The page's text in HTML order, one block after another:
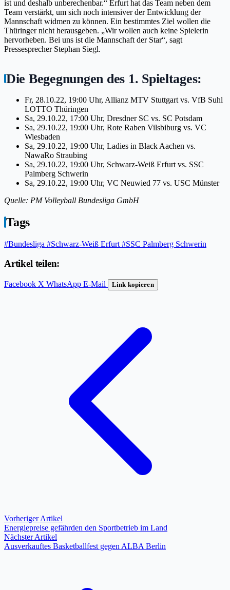
ist und deshalb unberechenbar.“ Erfurt hat das Team neben dem
Team verstärkt, um sich noch intensiver der Entwicklung der
Mannschaft widmen zu können. Ein bestimmtes Ziel wollen die
Thüringer nicht herausgeben. „Wir wollen auch keine Spielerin
hervorheben. Bei uns ist die Mannschaft der Star“, sagt
Pressesprecher Stephan Siegl.
Die Begegnungen des 1. Spieltages:
Fr, 28.10.22, 19:00 Uhr, Allianz MTV Stuttgart vs. VfB Suhl
LOTTO Thüringen
Sa, 29.10.22, 17:00 Uhr, Dresdner SC vs. SC Potsdam
Sa, 29.10.22, 19:00 Uhr, Rote Raben Vilsbiburg vs. VC
Wiesbaden
Sa, 29.10.22, 19:00 Uhr, Ladies in Black Aachen vs.
NawaRo Straubing
Sa, 29.10.22, 19:00 Uhr, Schwarz-Weiß Erfurt vs. SSC
Palmberg Schwerin
Sa, 29.10.22, 19:00 Uhr, VC Neuwied 77 vs. USC Münster
Quelle: PM Volleyball Bundesliga GmbH
Tags
#Bundesliga #Schwarz-Weiß Erfurt #SSC Palmberg Schwerin
Artikel teilen:
Facebook X WhatsApp E-Mail Link kopieren
Vorheriger Artikel
Energiepreise gefährden den Sportbetrieb im Land
Nächster Artikel
Ausverkauftes Basketballfest gegen ALBA Berlin